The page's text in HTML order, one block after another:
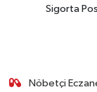
Sigorta
Nöbetçi